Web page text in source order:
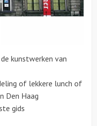
kunstwerken van
of lekkere lunch of
Den Haag
gids